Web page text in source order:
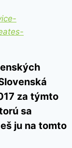
za týmto
sa
ju na tomto